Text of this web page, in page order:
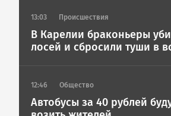
13:03 Происшествия
В Карелии браконьеры
лосей и сбросили туши в
12:46 Общество
Автобусы за 40 рублей